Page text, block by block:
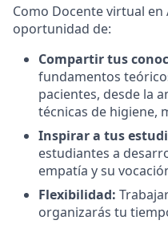
Como Docente virtual
oportunidad de:
Compartir tus
fundamentos
pacientes, desde la
técnicas de higiene,
Inspirar a tus
estudiantes a
empatía y su
Flexibilidad:
organizarás tu